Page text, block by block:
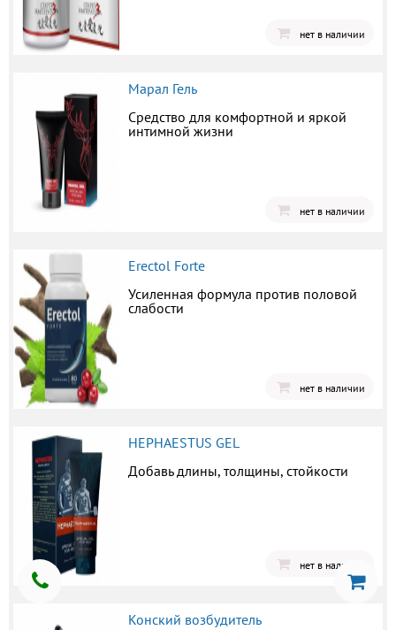
нет в наличии
Марал Гель
Средство для комфортной и яркой
интимной жизни
нет в наличии
Erectol Forte
Усиленная формула против половой
слабости
нет в наличии
HEPHAESTUS GEL
Добавь длины, толщины, стойкости
нет в наличии
Конский возбудитель